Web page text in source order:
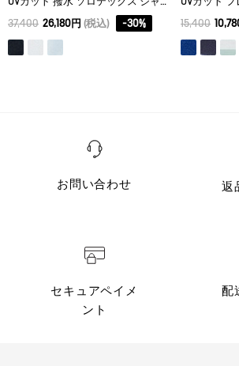
42 61
37,400 26,180円 (税込) -30%
15,400
お問い合わせ 返
セキュアペイメ
ント
配